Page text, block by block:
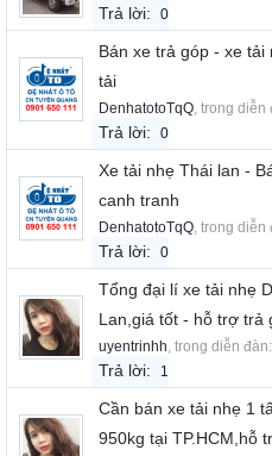
Trả lời: 0
Bán xe trả góp - xe
tải
DenhatotoTqQ, trong diễn
Trả lời: 0
Xe tải nhẹ Thái lan -
canh tranh
DenhatotoTqQ, trong diễn
Trả lời: 0
Tổng đại lí xe tải nhẹ
Lan,giá tốt - hỗ trợ trả
uyentrinhh, trong diễn đàn:
Trả lời: 1
Cần bán xe tải nhẹ 1
950kg tại TP.HCM,hỗ